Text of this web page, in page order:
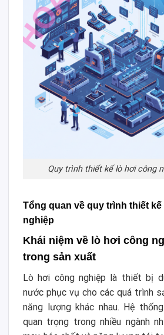
Quy trình thiết kế lò hơi công
Tổng quan về quy trình thiết
nghiệp
Khái niệm về lò hơi công
trong sản xuất
Lò hơi công nghiệp là thiết bị
nước phục vụ cho các quá trình
năng lượng khác nhau. Hệ
quan trọng trong nhiều ngành